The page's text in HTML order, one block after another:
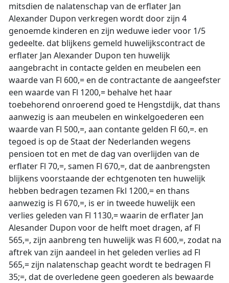
mitsdien de nalatenschap van de erflater Jan
Alexander Dupon verkregen wordt door zijn 4
genoemde kinderen en zijn weduwe ieder voor 1/5
gedeelte. dat blijkens gemeld huwelijkscontract de
erflater Jan Alexander Dupon ten huwelijk
aangebracht in contacte gelden en meubelen een
waarde van Fl 600,= en de contractante de aangeefster
een waarde van Fl 1200,= behalve het haar
toebehorend onroerend goed te Hengstdijk, dat thans
aanwezig is aan meubelen en winkelgoederen een
waarde van Fl 500,=, aan contante gelden Fl 60,=. en
tegoed is op de Staat der Nederlanden wegens
pensioen tot en met de dag van overlijden van de
erflater Fl 70,=, samen Fl 670,=, dat de aanbrengsten
blijkens voorstaande der echtgenoten ten huwelijk
hebben bedragen tezamen Fkl 1200,= en thans
aanwezig is Fl 670,=, is er in tweede huwelijk een
verlies geleden van Fl 1130,= waarin de erflater Jan
Alesander Dupon voor de helft moet dragen, af Fl
565,=, zijn aanbreng ten huwelijk was Fl 600,=, zodat na
aftrek van zijn aandeel in het geleden verlies ad Fl
565,= zijn nalatenschap geacht wordt te bedragen Fl
35;=, dat de overledene geen goederen als bewaarde